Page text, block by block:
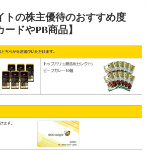
トの株主優待のおすすめ度
ドやPB商品】